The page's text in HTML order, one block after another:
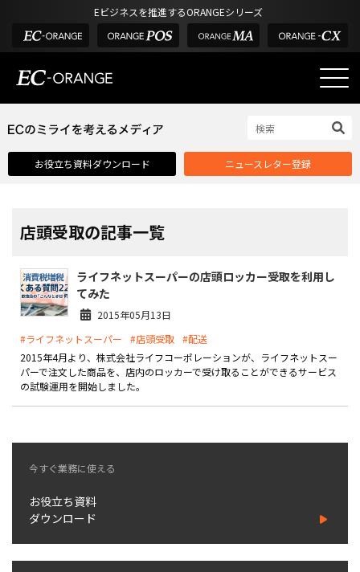
Eビジネスを推進するORANGEシリーズ
選ばれる理由
課題解決例
外部サービス連携
インフラ環境・サポート
費用
製品
特長
ショッピングモール型 EC
ECと通販の連動を可能に
EC運用支援
お役立ち資料ダウンロード ニュースレター登録
店頭受取の記事一覧
ライフネットスーパーの店頭ロッカー受取を利用し
てみた
2015年05月13日
#ライフネットスーパー
#店頭受取 #配送
2015年4月より、株式会社ライフコーポレーションが、ライフネットスー
パーで注文した商品を、店内のロッカーで受け取ることができるサービス
の試験運用を開始しました。
今すぐ業務に使える
お役立ち資料
ダウンロード